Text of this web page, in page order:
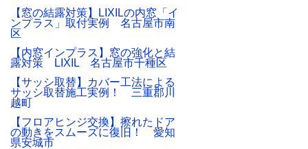
【窓の結露対策】LIXILの内窓「イ
ンプラス」取付実例 名古屋市南
区
【内窓インプラス】窓の強化と結
露対策 LIXIL 名古屋市千種区
【サッシ取替】カバー工法による
サッシ取替施工実例！ 三重郡川
越町
【フロアヒンジ交換】擦れたドア
の動きをスムーズに復旧！ 愛知
県安城市